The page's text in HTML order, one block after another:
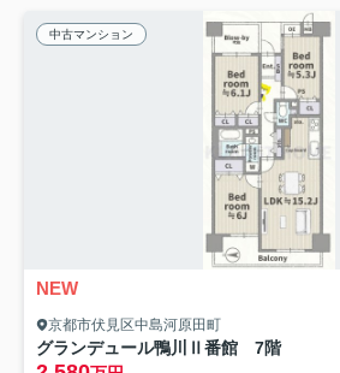
中古マンション
NEW
京都市伏見区中島河原田町
グランデュール鴨川Ⅱ番館 7階